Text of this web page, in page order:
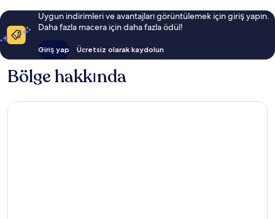
Uygun indirimleri ve avantajları görüntülemek için giriş yapın.
Daha fazla macera için daha fazla ödül!
Giriş yap Ücretsiz olarak kaydolun
Bölge hakkında